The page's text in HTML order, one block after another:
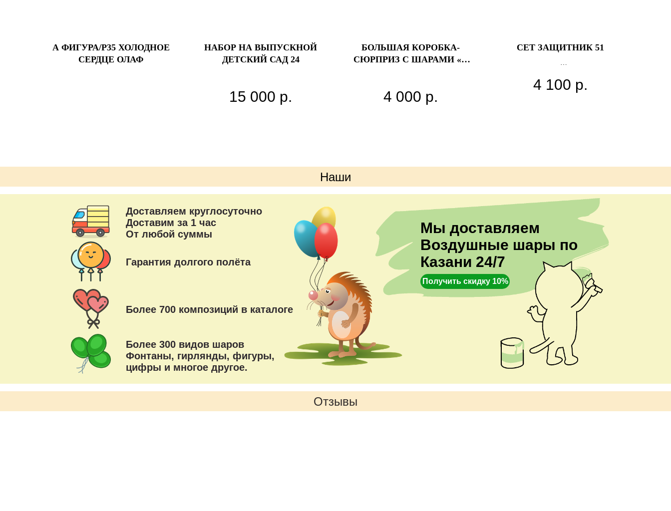
А ФИГУРА/P35 ХОЛОДНОЕ
СЕРДЦЕ ОЛАФ
НАБОР НА ВЫПУСКНОЙ
ДЕТСКИЙ САД 24
15 000 р.
БОЛЬШАЯ КОРОБКА-
СЮРПРИЗ С ШАРАМИ «С
4 000 р.
СЕТ ЗАЩИТНИК 51
4 100 р.
Наши
преимущества
Мы доставляем
Воздушные шары по
Казани 24/7
Получить скидку 10%
Доставляем круглосуточно
Доставим за 1 час
От любой суммы
Гарантия долгого полёта
Более 700 композиций в каталоге
Более 300 видов шаров
Фонтаны, гирлянды, фигуры,
цифры и многое другое.
Отзывы